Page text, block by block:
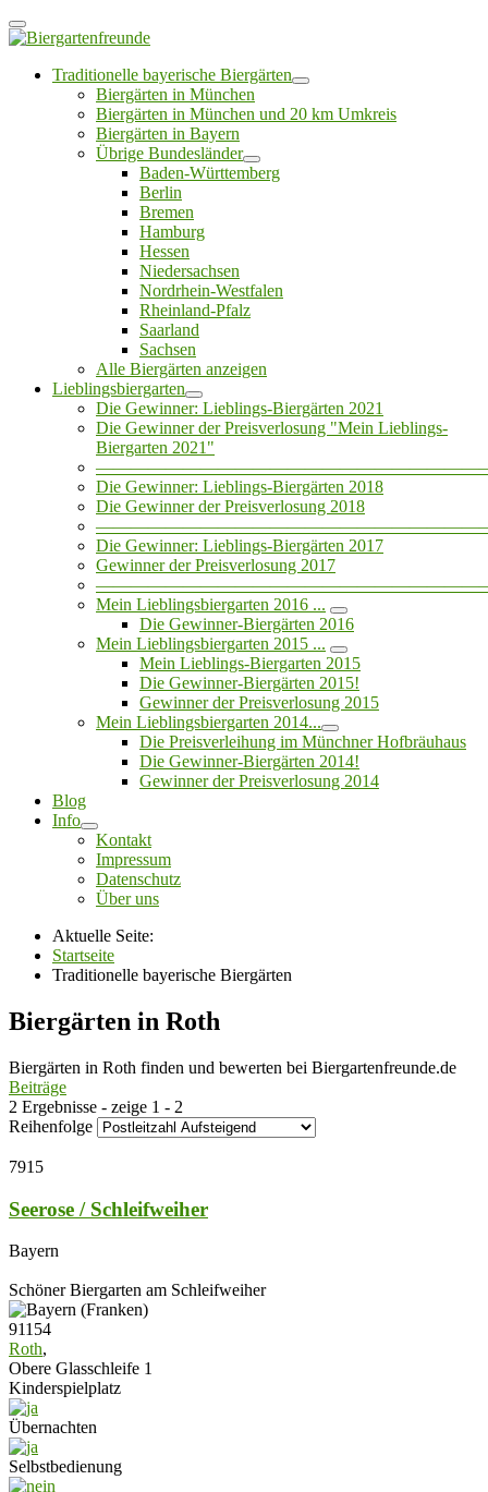
Traditionelle bayerische Biergärten
Biergärten in München
Biergärten in München und 20 km Umkreis
Biergärten in Bayern
Übrige Bundesländer
Baden-Württemberg
Berlin
Bremen
Hamburg
Hessen
Niedersachsen
Nordrhein-Westfalen
Rheinland-Pfalz
Saarland
Sachsen
Alle Biergärten anzeigen
Lieblingsbiergarten
Die Gewinner: Lieblings-Biergärten 2021
Die Gewinner der Preisverlosung "Mein Lieblings-
Biergarten 2021"
Die Gewinner: Lieblings-Biergärten 2018
Die Gewinner der Preisverlosung 2018
Die Gewinner: Lieblings-Biergärten 2017
Gewinner der Preisverlosung 2017
Mein Lieblingsbiergarten 2016 ...
Die Gewinner-Biergärten 2016
Mein Lieblingsbiergarten 2015 ...
Mein Lieblings-Biergarten 2015
Die Gewinner-Biergärten 2015!
Gewinner der Preisverlosung 2015
Mein Lieblingsbiergarten 2014...
Die Preisverleihung im Münchner Hofbräuhaus
Die Gewinner-Biergärten 2014!
Gewinner der Preisverlosung 2014
Blog
Info
Kontakt
Impressum
Datenschutz
Über uns
Aktuelle Seite:
Startseite
Traditionelle bayerische Biergärten
Biergärten in Roth
Biergärten in Roth finden und bewerten bei Biergartenfreunde.de
Beiträge
2 Ergebnisse - zeige 1 - 2
Reihenfolge
7915
Seerose / Schleifweiher
Bayern
Schöner Biergarten am Schleifweiher
91154
Roth,
Obere Glasschleife 1
Kinderspielplatz
Übernachten
Selbstbedienung